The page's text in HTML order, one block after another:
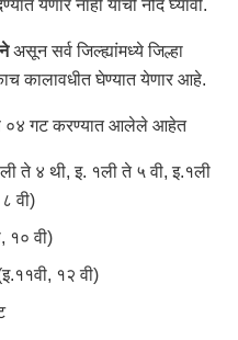
येणार नाही याची नोंद घ्यावी.
असून सर्व जिल्ह्यांमध्ये जिल्हा
कालावधीत घेण्यात येणार आहे.
०४ गट करण्यात आलेले आहेत
ते ४ थी, इ. १ली ते ५ वी, इ.१ली
वी)
१० वी)
१२ वी)